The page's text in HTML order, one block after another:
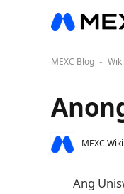
MEXC Blog - Wiki
MEXC Wiki
Ang